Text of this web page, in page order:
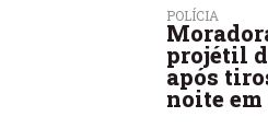
POLÍCIA
projétil
após
noite